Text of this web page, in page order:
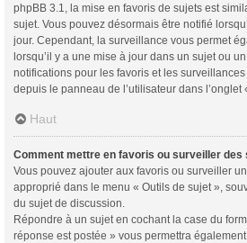
phpBB 3.1, la mise en favoris de sujets est
sujet. Vous pouvez désormais être notifié
jour. Cependant, la surveillance vous permet
lorsqu’il y a une mise à jour dans un sujet ou
notifications pour les favoris et les
depuis le panneau de l’utilisateur dans l’onglet
Haut
Comment mettre en favoris ou surveiller des
Vous pouvez ajouter aux favoris ou surveiller
approprié dans le menu « Outils de sujet »,
du sujet de discussion.
Répondre à un sujet en cochant la case du
réponse est postée » vous permettra